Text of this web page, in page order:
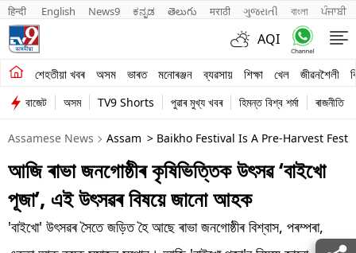
हिन्दी English News9 ಕನ್ನಡ తెలుగు मराठी ગુજરાતી বাংলা ਪੰਜਾਬੀ
AQI
শেহতীয়া খবৰ অসম ভাৰত মনোৰঞ্জন ব্যৱসায় শিক্ষা খেল জীৱনশৈলী
শেহতীয়া খবৰ
অসম
ভাৰত
মনোৰঞ্জন
ব্যৱসায়
বাজেট অসম TV9 Shorts পুৱাৰ মুখ্য খবৰ হিমন্ত বিশ্ব শৰ্মা ৰাজনীতি
Assamese News Assam > Baikho Festival Is A Pre-Harvest
আজি ৰাভা জনগোষ্ঠীৰ কৃষিভিত্তিক উৎসৱ ‘বাইখো
পূজা’, এই উৎসৱৰ বিষয়ে জানো আহক
'বাইখো' উৎসৱৰ সৈতে জড়িত হৈ আছে ৰাভা জনগোষ্ঠীৰ বিশ্বাস, পৰম্পৰা,